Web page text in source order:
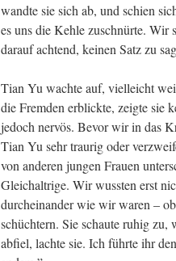
wandte sie sich ab, und schien
es uns die Kehle zuschnürte. Wir
darauf achtend, keinen Satz zu
Tian Yu wachte auf, vielleicht
die Fremden erblickte, zeigte sie
jedoch nervös. Bevor wir in das
Tian Yu sehr traurig oder
von anderen jungen Frauen
Gleichaltrige. Wir wussten erst
durcheinander wie wir waren –
schüchtern. Sie schaute ruhig
abfiel, lachte sie. Ich führte ihr